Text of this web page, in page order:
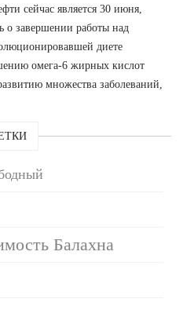
сейчас является 30 июня,
о завершении работы над
диете
омега-6 жирных кислот
множества заболеваний,
Балахна